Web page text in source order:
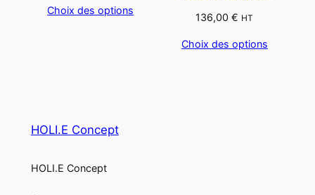
Choix des options
136,00€ HT
Choix des options
HOLI.E Concept
HOLI.E Concept